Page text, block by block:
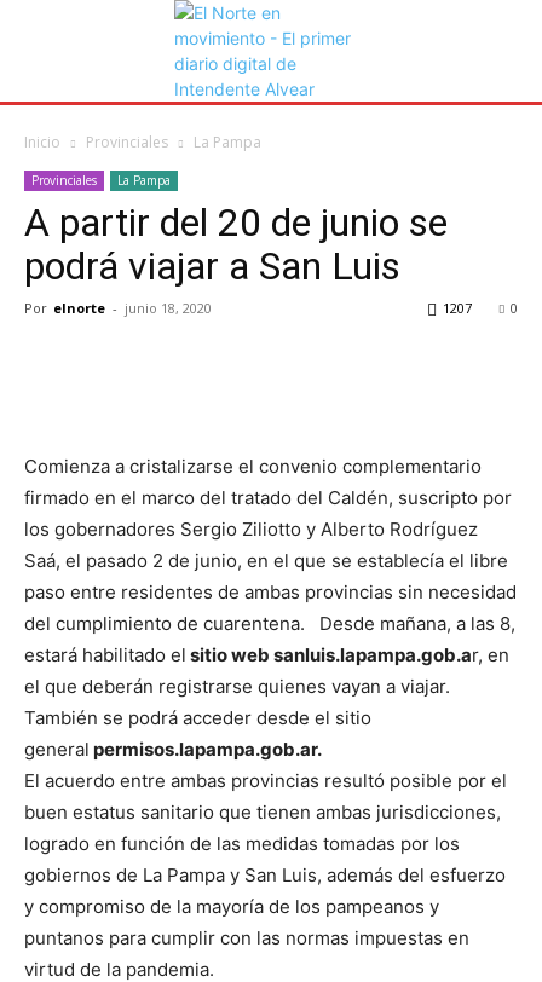
Inicio Provinciales La Pampa
Provinciales La Pampa
A partir del 20 de junio se
podrá viajar a San Luis
Por elnorte - junio 18, 2020 0
1207
Comienza a cristalizarse el convenio complementario
firmado en el marco del tratado del Caldén, suscripto por
los gobernadores Sergio Ziliotto y Alberto Rodríguez
Saá, el pasado 2 de junio, en el que se establecía el libre
paso entre residentes de ambas provincias sin necesidad
del cumplimiento de cuarentena. Desde mañana, a las 8,
estará habilitado el sitio web sanluis.lapampa.gob.ar, en
el que deberán registrarse quienes vayan a viajar.
También se podrá acceder desde el sitio
general permisos.lapampa.gob.ar.
El acuerdo entre ambas provincias resultó posible por el
buen estatus sanitario que tienen ambas jurisdicciones,
logrado en función de las medidas tomadas por los
gobiernos de La Pampa y San Luis, además del esfuerzo
y compromiso de la mayoría de los pampeanos y
puntanos para cumplir con las normas impuestas en
virtud de la pandemia.